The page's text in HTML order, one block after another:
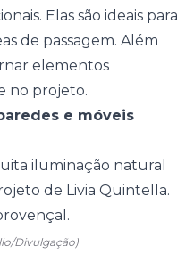
Elas são ideais para
de passagem. Além
elementos
no projeto.
e móveis
Divulgação)